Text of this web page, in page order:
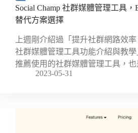
Social Champ 社群媒體管理工具，
替代方案選擇
上週剛介紹過「提升社群網路效率
社群媒體管理工具功能介紹與教學
推薦使用的社群媒體管理工具，
2023-05-31